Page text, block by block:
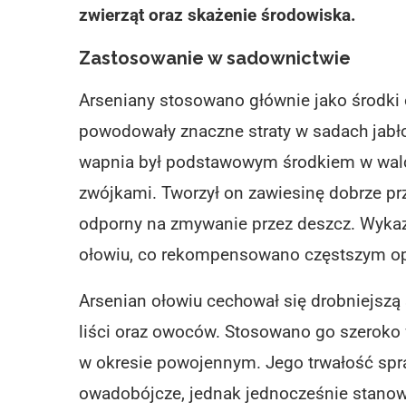
zwierząt oraz skażenie środowiska.
Zastosowanie w sadownictwie
Arseniany stosowano głównie jako
powodowały znaczne straty w sadach
wapnia był podstawowym środkiem w
zwójkami. Tworzył on zawiesinę dobrze
odporny na zmywanie przez deszcz.
ołowiu, co rekompensowano częstszym
Arsenian ołowiu cechował się
liści oraz owoców. Stosowano go
w okresie powojennym. Jego trwałość
owadobójcze, jednak jednocześnie